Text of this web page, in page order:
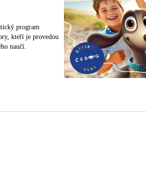
program
kteří je provedou
naučí.